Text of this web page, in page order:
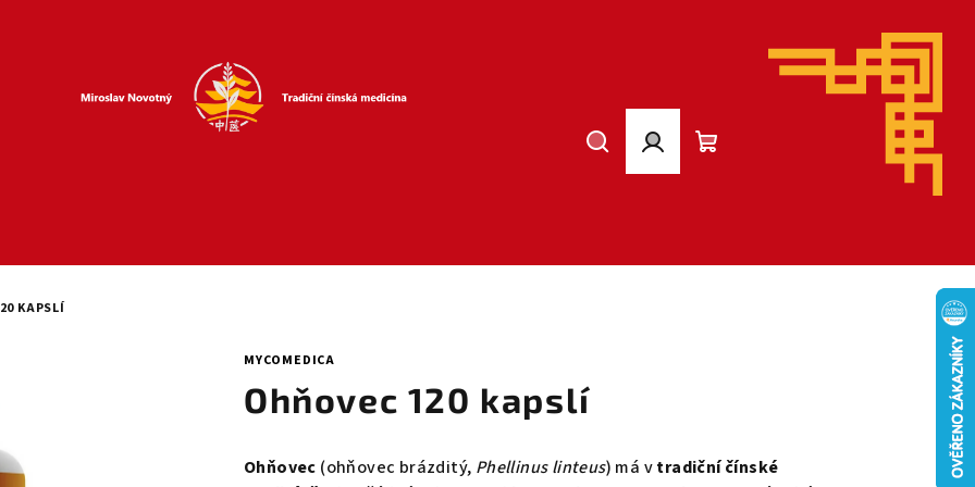
HledatPřihlášení
KAPSLÍ
MYCOMEDICA
Ohňovec 120 kapslí
Ohňovec (ohňovec brázditý, Phellinus linteus) má vtradiční čínské